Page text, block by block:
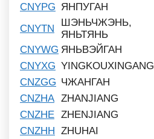
CNYPG ЯНПУГАН
CNYTN
ШЭНЬЧЖЭНЬ,
ЯНЬТЯНЬ
CNYWG ЯНЬВЭЙГАН
CNYXG YINGKOUXINGANG
CNZGG ЧЖАНГАН
CNZHA ZHANJIANG
CNZHE ZHENJIANG
CNZHH
ZHUHAI